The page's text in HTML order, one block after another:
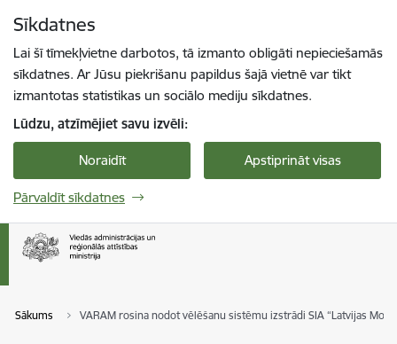
Sīkdatnes
Lai šī tīmekļvietne darbotos, tā izmanto obligāti nepieciešamās
sīkdatnes. Ar Jūsu piekrišanu papildus šajā vietnē var tikt
izmantotas statistikas un sociālo mediju sīkdatnes.
Lūdzu, atzīmējiet savu izvēli:
Noraidīt Apstiprināt visas
Pārvaldīt sīkdatnes
Sākums VARAM rosina nodot vēlēšanu sistēmu izstrādi SIA “Latvijas